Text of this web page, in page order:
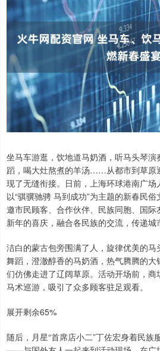
坐马车游逛，饮地道马奶酒，听马头琴
蹈，喝大灶熬煮的羊汤……从都市到草原
现了无缝衔接。日前，上海环球港南广
以“骐骥驰骋 马到成功”为主题的新春民
邀市民顾客、合作伙伴、民族同胞、国
新年的喜庆，融合各民族的交流，传递城
洁白的蒙古包旁围满了人，旋律优美的
舞蹈，澄澈醇香的马奶酒，热气腾腾的大
们仿佛走进了辽阔草原。活动开场前，
马术巡游，吸引了众多顾客驻足观看。
展开剩余65%
随后，月星“首席店小二”丁佐宏身着民族